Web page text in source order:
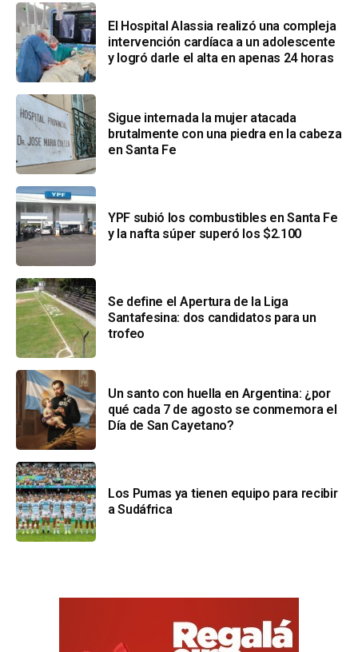
El Hospital Alassia realizó una compleja
intervención cardíaca a un adolescente
y logró darle el alta en apenas 24 horas
Sigue internada la mujer atacada
brutalmente con una piedra en la cabeza
en Santa Fe
YPF subió los combustibles en Santa Fe
y la nafta súper superó los $2.100
Se define el Apertura de la Liga
Santafesina: dos candidatos para un
trofeo
Un santo con huella en Argentina: ¿por
qué cada 7 de agosto se conmemora el
Día de San Cayetano?
Los Pumas ya tienen equipo para recibir
a Sudáfrica